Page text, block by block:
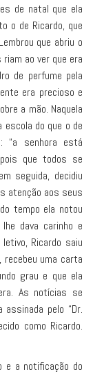
de natal que ela
o de Ricardo, que
que abriu o
ao ver que era
de perfume pela
era precioso e
a mão. Naquela
escola do que o de
“a senhora está
que todos se
seguida, decidiu
atenção aos seus
tempo ela notou
dava carinho e
Ricardo saiu
recebeu uma carta
grau e que ela
As notícias se
pelo “Dr.
como Ricardo.
e a notificação do